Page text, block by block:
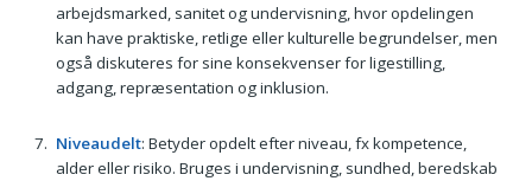
arbejdsmarked, sanitet og undervisning, hvor opdelingen
kan have praktiske, retlige eller kulturelle begrundelser, men
også diskuteres for sine konsekvenser for ligestilling,
adgang, repræsentation og inklusion.
Niveaudelt: Betyder opdelt efter niveau, fx kompetence,
alder eller risiko. Bruges i undervisning, sundhed, beredskab